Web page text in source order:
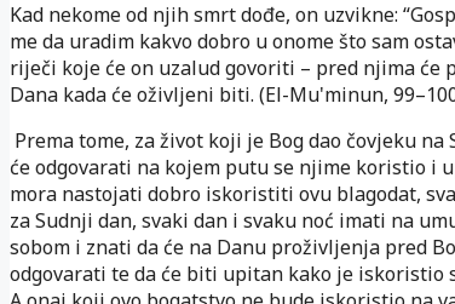
Kad nekome od njih smrt dođe, on uzvikne:
me da uradim kakvo dobro u onome što sam
riječi koje će on uzalud govoriti – pred njima će
Dana kada će oživljeni biti. (El-Mu'minun,
Prema tome, za život koji je Bog dao čovjeku na
će odgovarati na kojem putu se njime koristio i
mora nastojati dobro iskoristiti ovu blagodat,
za Sudnji dan, svaki dan i svaku noć imati na
sobom i znati da će na Danu proživljenja pred
odgovarati te da će biti upitan kako je iskoristio